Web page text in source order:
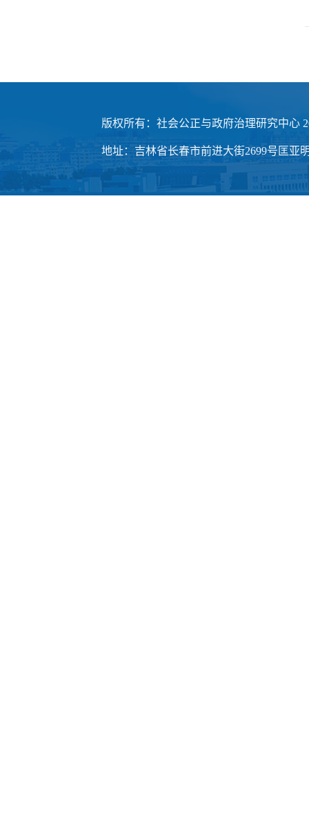
版权所有：社会公正与政府治理研究中心
地址：吉林省长春市前进大街2699号匡亚